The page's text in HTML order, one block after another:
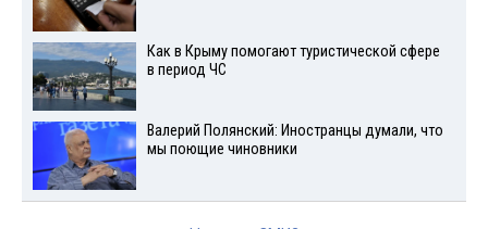
Как в Крыму помогают туристической сфере
в период ЧС
Валерий Полянский: Иностранцы думали, что
мы поющие чиновники